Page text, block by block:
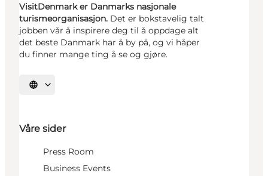
VisitDenmark er Danmarks nasjonale
turismeorganisasjon. Det er bokstavelig talt
jobben vår å inspirere deg til å oppdage alt
det beste Danmark har å by på, og vi håper
du finner mange ting å se og gjøre.
Velg språk
Våre sider
Press Room
Business Events